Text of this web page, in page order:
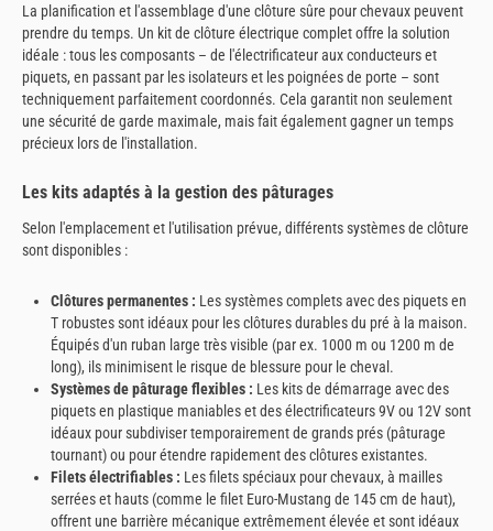
La planification et l'assemblage d'une clôture sûre pour chevaux peuvent
prendre du temps. Un kit de clôture électrique complet offre la solution
idéale : tous les composants – de l'électrificateur aux conducteurs et
piquets, en passant par les isolateurs et les poignées de porte – sont
techniquement parfaitement coordonnés. Cela garantit non seulement
une sécurité de garde maximale, mais fait également gagner un temps
précieux lors de l'installation.
Les kits adaptés à la gestion des pâturages
Selon l'emplacement et l'utilisation prévue, différents systèmes de clôture
sont disponibles :
Clôtures permanentes : Les systèmes complets avec des piquets en
T robustes sont idéaux pour les clôtures durables du pré à la maison.
Équipés d'un ruban large très visible (par ex. 1000 m ou 1200 m de
long), ils minimisent le risque de blessure pour le cheval.
Systèmes de pâturage flexibles : Les kits de démarrage avec des
piquets en plastique maniables et des électrificateurs 9V ou 12V sont
idéaux pour subdiviser temporairement de grands prés (pâturage
tournant) ou pour étendre rapidement des clôtures existantes.
Filets électrifiables : Les filets spéciaux pour chevaux, à mailles
serrées et hauts (comme le filet Euro-Mustang de 145 cm de haut),
offrent une barrière mécanique extrêmement élevée et sont idéaux